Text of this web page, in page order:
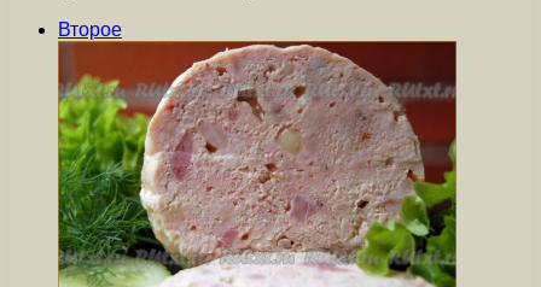
Второе